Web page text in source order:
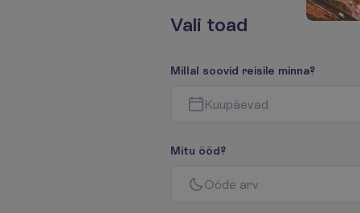
Vali toad
Millal soovid reisile minna?
Kuupäevad
Mitu ööd?
Ööde arv